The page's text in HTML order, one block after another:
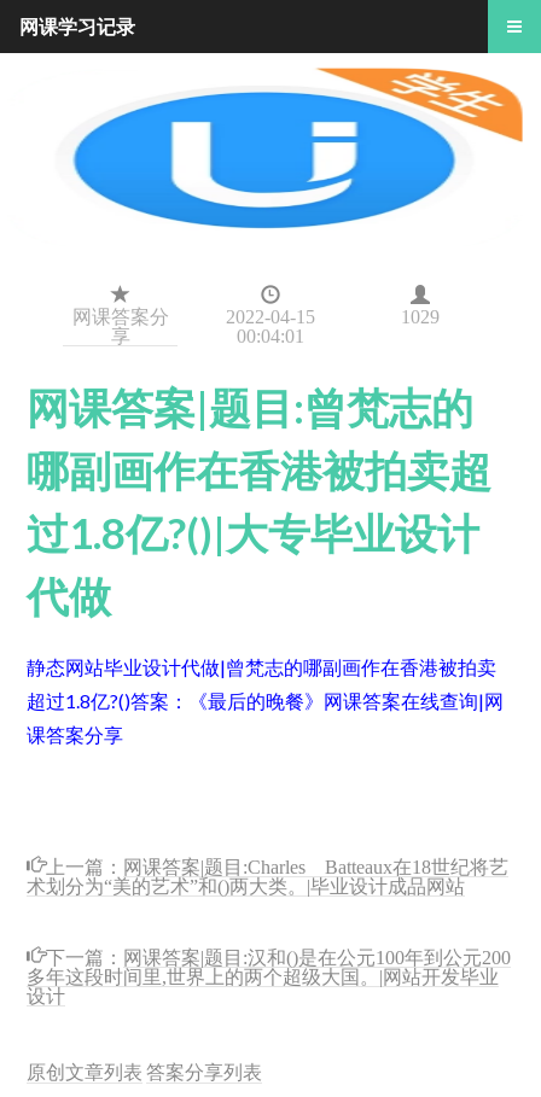
网课答案分
享
2022-04-15
00:04:01
1029
网课答案|题目:曾梵志的
哪副画作在香港被拍卖超
过1.8亿?()|大专毕业设计
代做
静态网站毕业设计代做|曾梵志的哪副画作在香港被拍卖
超过1.8亿?()答案：《最后的晚餐》 网课答案在线查询|网
课答案分享
上一篇： 网课答案|题目:Charles Batteaux在18世纪将艺
术划分为“美的艺术”和()两大类。|毕业设计成品网站
下一篇： 网课答案|题目:汉和()是在公元100年到公元200
多年这段时间里,世界上的两个超级大国。|网站开发毕业
设计
原创文章列表 答案分享列表
网课学习记录